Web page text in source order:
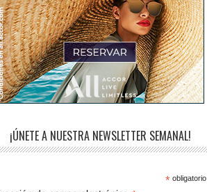
¡ÚNETE A NUESTRA NEWSLETTER SEMANAL!
* obligatorio